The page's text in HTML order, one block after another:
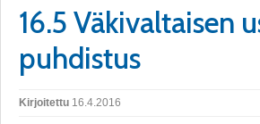
16.5 Väkivaltaisen
puhdistus
Kirjoitettu 16.4.2016